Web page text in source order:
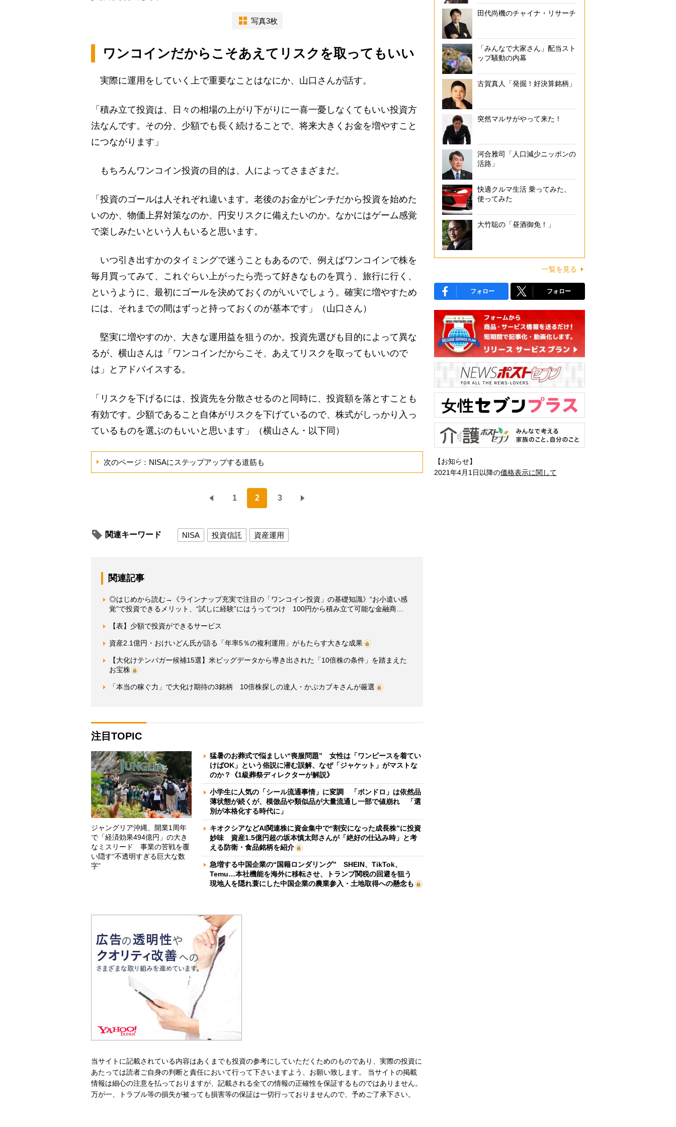
写真3枚
ワンコインだからこそあえてリスクを取ってもいい
実際に運用をしていく上で重要なことはなにか、山口さんが話す。
「積み立て投資は、日々の相場の上がり下がりに一喜一憂しなくてもいい投資方
法なんです。その分、少額でも長く続けることで、将来大きくお金を増やすこと
につながります」
もちろんワンコイン投資の目的は、人によってさまざまだ。
「投資のゴールは人それぞれ違います。老後のお金がピンチだから投資を始めた
いのか、物価上昇対策なのか、円安リスクに備えたいのか。なかにはゲーム感覚
で楽しみたいという人もいると思います。
いつ引き出すかのタイミングで迷うこともあるので、例えばワンコインで株を
毎月買ってみて、これぐらい上がったら売って好きなものを買う、旅行に行く、
というように、最初にゴールを決めておくのがいいでしょう。確実に増やすため
には、それまでの間はずっと持っておくのが基本です」（山口さん）
堅実に増やすのか、大きな運用益を狙うのか。投資先選びも目的によって異な
るが、横山さんは「ワンコインだからこそ、あえてリスクを取ってもいいので
は」とアドバイスする。
「リスクを下げるには、投資先を分散させるのと同時に、投資額を落とすことも
有効です。少額であること自体がリスクを下げているので、株式がしっかり入っ
ているものを選ぶのもいいと思います」（横山さん・以下同）
次のページ：NISAにステップアップする道筋も
1 2 3
関連キーワード NISA 投資信託 資産運用
関連記事
◎はじめから読む→《ラインナップ充実で注目の「ワンコイン投資」の基礎知識》“お小遣い感
覚”で投資できるメリット、“試しに経験”にはうってつけ 100円から積み立て可能な金融商…
【表】少額で投資ができるサービス
資産2.1億円・おけいどん氏が語る「年率5％の複利運用」がもたらす大きな成果
【大化けテンバガー候補15選】米ビッグデータから導き出された「10倍株の条件」を踏まえた
お宝株
「本当の稼ぐ力」で大化け期待の3銘柄 10倍株探しの達人・かぶカブキさんが厳選
注目TOPIC
ジャングリア沖縄、開業1周年
で「経済効果494億円」の大き
なミスリード 事業の苦戦を覆
い隠す“不透明すぎる巨大な数
字”
猛暑のお葬式で悩ましい“喪服問題” 女性は「ワンピースを着てい
けばOK」という俗説に潜む誤解、なぜ「ジャケット」がマストな
のか？《1級葬祭ディレクターが解説》
小学生に人気の「シール流通事情」に変調 「ボンドロ」は依然品
薄状態が続くが、模倣品や類似品が大量流通し一部で値崩れ 「選
別が本格化する時代に」
キオクシアなどAI関連株に資金集中で“割安になった成長株”に投資
妙味 資産1.5億円超の坂本慎太郎さんが「絶好の仕込み時」と考
える防衛・食品銘柄を紹介
急増する中国企業の“国籍ロンダリング” SHEIN、TikTok、
Temu…本社機能を海外に移転させ、トランプ関税の回避を狙う
現地人を隠れ蓑にした中国企業の農業参入・土地取得への懸念も
当サイトに記載されている内容はあくまでも投資の参考にしていただくためのものであり、実際の投資に
あたっては読者ご自身の判断と責任において行って下さいますよう、お願い致します。 当サイトの掲載
情報は細心の注意を払っておりますが、記載される全ての情報の正確性を保証するものではありません。
万が一、トラブル等の損失が被っても損害等の保証は一切行っておりませんので、予めご了承下さい。
田代尚機のチャイナ・リサーチ
「みんなで大家さん」配当スト
ップ騒動の内幕
古賀真人「発掘！好決算銘柄」
突然マルサがやって来た！
河合雅司「人口減少ニッポンの
活路」
快適クルマ生活 乗ってみた、
使ってみた
大竹聡の「昼酒御免！」
一覧を見る
フォロー フォロー
【お知らせ】
2021年4月1日以降の価格表示に関して